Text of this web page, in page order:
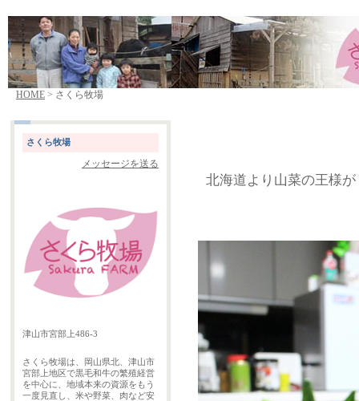
HOME > さくら牧場
さくら牧場
メッセージを送る
津山市宮部上486-3
さくら牧場は、岡山県北、津山市
宮部上地区で黒毛和牛の繁殖経営
を中心に、地域本来の資源をもう
一度見直し、米や野菜、肉など安
北海道より山菜の王様が